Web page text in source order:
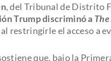
, del Tribunal de Distrito
Trump discriminó a
restringirle el acceso a
que, bajo la